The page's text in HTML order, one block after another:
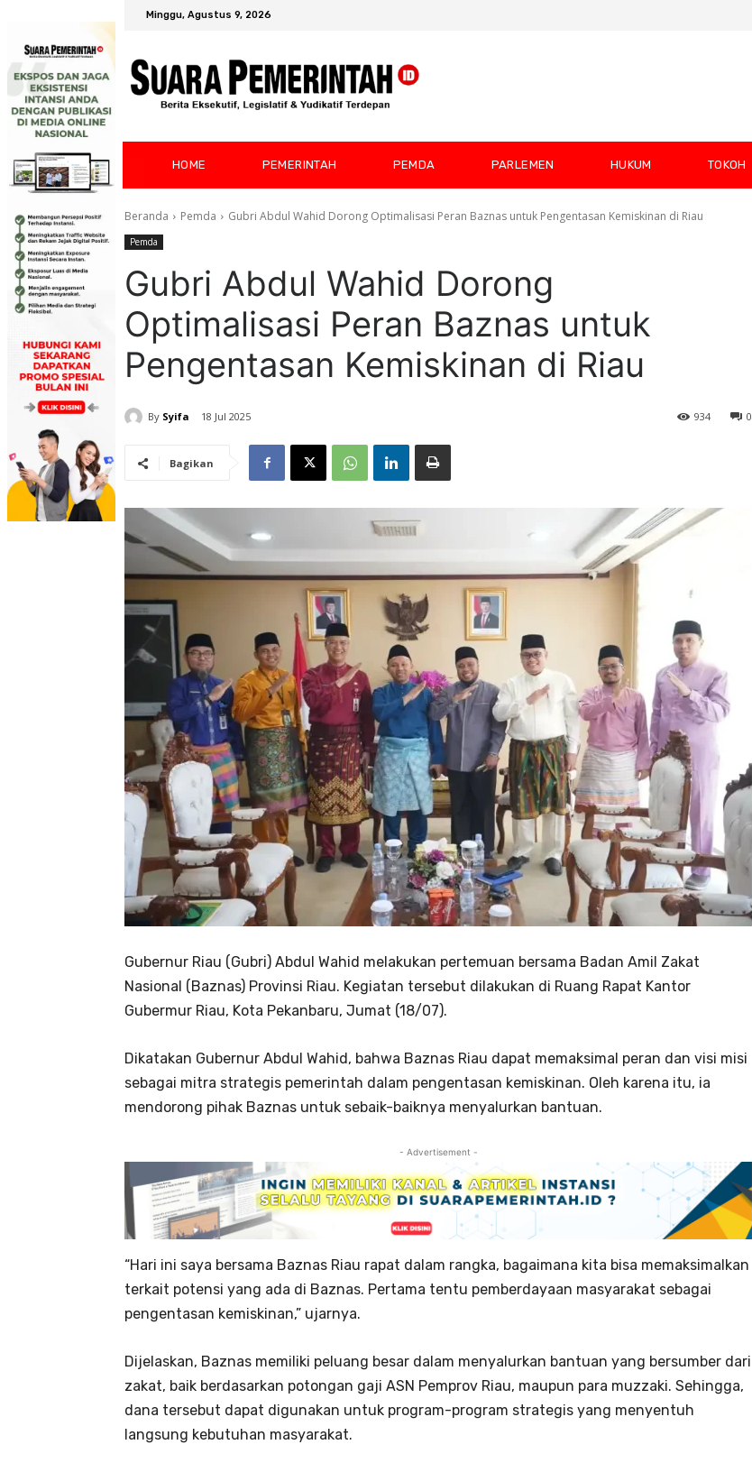
Minggu, Agustus 9, 2026
HOME PEMERINTAH PEMDA PARLEMEN HUKUM TOKOH
Beranda Pemda Gubri Abdul Wahid Dorong Optimalisasi Peran Baznas untuk Pengentasan Kemiskinan di Riau
Pemda
Gubri Abdul Wahid Dorong
Optimalisasi Peran Baznas untuk
Pengentasan Kemiskinan di Riau
By Syifa 18 Jul 2025 0
934
Bagikan
Gubernur Riau (Gubri) Abdul Wahid melakukan pertemuan bersama Badan Amil Zakat
Nasional (Baznas) Provinsi Riau. Kegiatan tersebut dilakukan di Ruang Rapat Kantor
Gubermur Riau, Kota Pekanbaru, Jumat (18/07).
Dikatakan Gubernur Abdul Wahid, bahwa Baznas Riau dapat memaksimal peran dan visi misi
sebagai mitra strategis pemerintah dalam pengentasan kemiskinan. Oleh karena itu, ia
mendorong pihak Baznas untuk sebaik-baiknya menyalurkan bantuan.
- Advertisement -
“Hari ini saya bersama Baznas Riau rapat dalam rangka, bagaimana kita bisa memaksimalkan
terkait potensi yang ada di Baznas. Pertama tentu pemberdayaan masyarakat sebagai
pengentasan kemiskinan,” ujarnya.
Dijelaskan, Baznas memiliki peluang besar dalam menyalurkan bantuan yang bersumber dari
zakat, baik berdasarkan potongan gaji ASN Pemprov Riau, maupun para muzzaki. Sehingga,
dana tersebut dapat digunakan untuk program-program strategis yang menyentuh
langsung kebutuhan masyarakat.